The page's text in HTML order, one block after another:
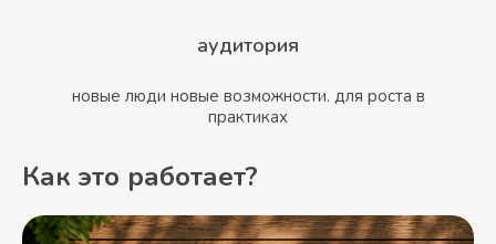
аудитория
новые люди новые возможности. для роста в
практиках
Как это работает?